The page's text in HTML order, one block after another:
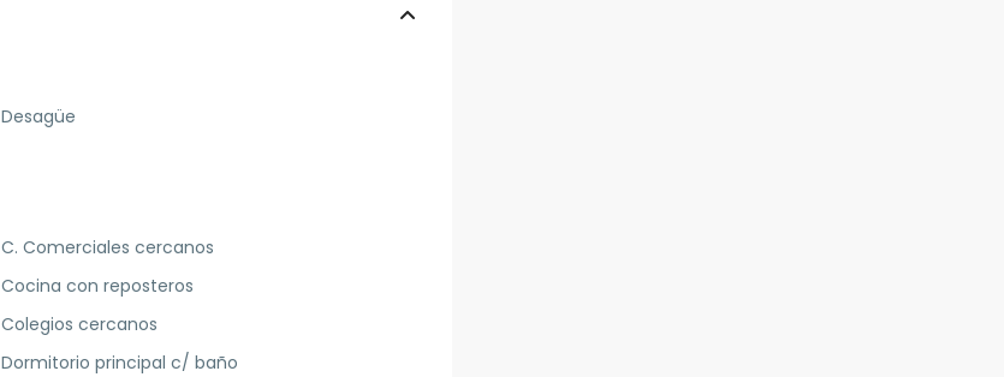
Desagüe
C. Comerciales cercanos
Cocina con reposteros
Colegios cercanos
Dormitorio principal c/ baño